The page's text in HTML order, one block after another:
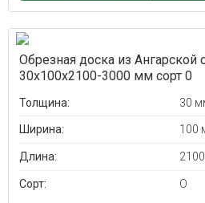
Обрезная доска из Ангарской
30x100x2100-3000 мм сорт 0
Толщина: 30
Ширина: 100
Длина:
Сорт: O